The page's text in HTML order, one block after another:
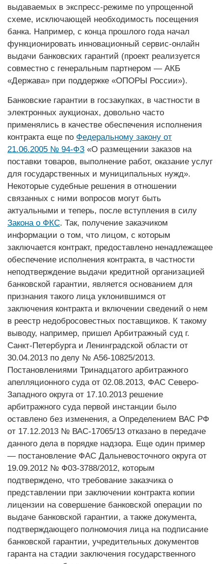
выдаваемых в экспресс-режиме по упрощенной
схеме, исключающей необходимость посещения
банка. Например, с конца прошлого года начал
функционировать инновационный сервис-онлайн
выдачи банковских гарантий (проект реализуется
совместно с генеральным партнером — АКБ
«Держава» при поддержке «ОПОРЫ России»).
Банковские гарантии в госзакупках, в частности в
элект­ронных аукционах, довольно часто
применялись в качестве обеспечения исполнения
контракта еще по Федеральному закону от
21.06.2005 № ­94-ФЗ «О размещении заказов на
поставки товаров, выполнение работ, оказание услуг
для государственных и муниципальных нужд».
Некоторые судебные решения в отношении
связанных с ними вопросов могут быть
актуальными и теперь, после вступления в силу
Закона о ФКС. Так, получение заказчиком
информации о том, что лицом, с которым
заключается контракт, предоставлено ненадлежащее
обеспечение исполнения контракта, в частности
неподтверждение выдачи кредитной организацией
банковской гарантии, является основанием для
признания такого лица уклонившимся от
заключения контракта и включении сведений о нем
в реестр недобросовестных поставщиков. К такому
выводу, например, пришел Арбитражный суд г.
Санкт-Петербурга и Ленинградской области от
30.04.2013 по делу № А56-10825/2013.
Постановлениями Тринадцатого арбитражного
апелляционного суда от 02.08.2013, ФАС Северо-
Западного округа от 17.10.2013 решение
арбитражного суда первой инстанции было
оставлено без изменения, а Определением ВАС РФ
от 17.12.2013 № ВАС-17065/13 отказано в передаче
данного дела в порядке надзора. Еще один пример
— постановление ФАС Дальневосточного округа от
19.09.2012 № Ф03-3788/2012, которым
подтверждено, что требование заказчика о
представлении при заключении контракта копии
лицензии на совершение банковской операции по
выдаче банковской гарантии, а также докумен­та,
подтверждающего полномочия лица на подписание
банковской гарантии, учредительных документов
гаранта на стадии заключения государственного